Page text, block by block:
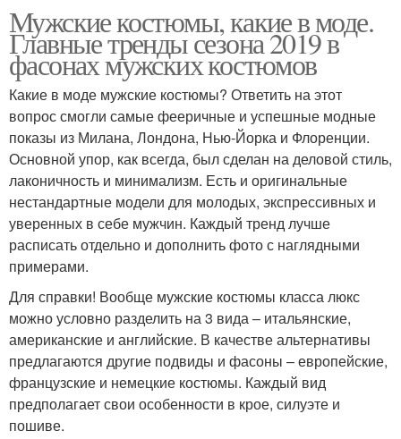
Мужские костюмы, какие в моде.
Главные тренды сезона 2019 в
фасонах мужских костюмов
Какие в моде мужские костюмы? Ответить на этот
вопрос смогли самые фееричные и успешные модные
показы из Милана, Лондона, Нью-Йорка и Флоренции.
Основной упор, как всегда, был сделан на деловой стиль,
лаконичность и минимализм. Есть и оригинальные
нестандартные модели для молодых, экспрессивных и
уверенных в себе мужчин. Каждый тренд лучше
расписать отдельно и дополнить фото с наглядными
примерами.
Для справки! Вообще мужские костюмы класса люкс
можно условно разделить на 3 вида – итальянские,
американские и английские. В качестве альтернативы
предлагаются другие подвиды и фасоны – европейские,
французские и немецкие костюмы. Каждый вид
предполагает свои особенности в крое, силуэте и
пошиве.